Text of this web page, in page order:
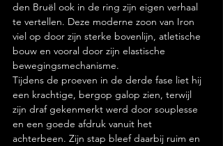
den Bruël ook in de ring zijn eigen verhaal
te vertellen. Deze moderne zoon van Iron
viel op door zijn sterke bovenlijn, atletische
bouw en vooral door zijn elastische
bewegingsmechanisme.
Tijdens de proeven in de derde fase liet hij
een krachtige, bergop galop zien, terwijl
zijn draf gekenmerkt werd door souplesse
en een goede afdruk vanuit het
achterbeen. Zijn stap bleef daarbij ruim en